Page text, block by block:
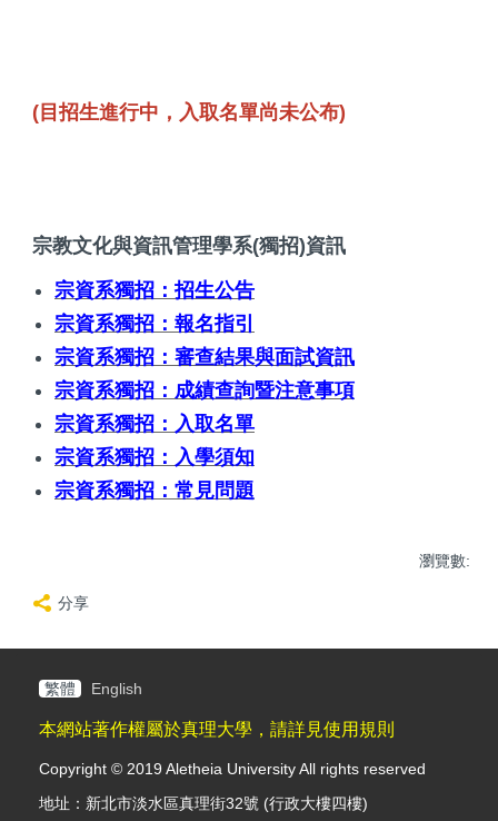
(目招生進行中，入取名單尚未公布)
宗教文化與資訊管理學系(獨招)資訊
宗資系獨招：招生公告
宗資系獨招：報名指引
宗資系獨招：審查結果與面試資訊
宗資系獨招：成績查詢暨注意事項
宗資系獨招：入取名單
宗資系獨招：入學須知
宗資系獨招：常見問題
瀏覽數:
分享
繁體 English
本網站著作權屬於真理大學，請詳見使用規則
Copyright © 2019 Aletheia University All rights reserved
地址：新北市淡水區真理街32號 (行政大樓四樓)